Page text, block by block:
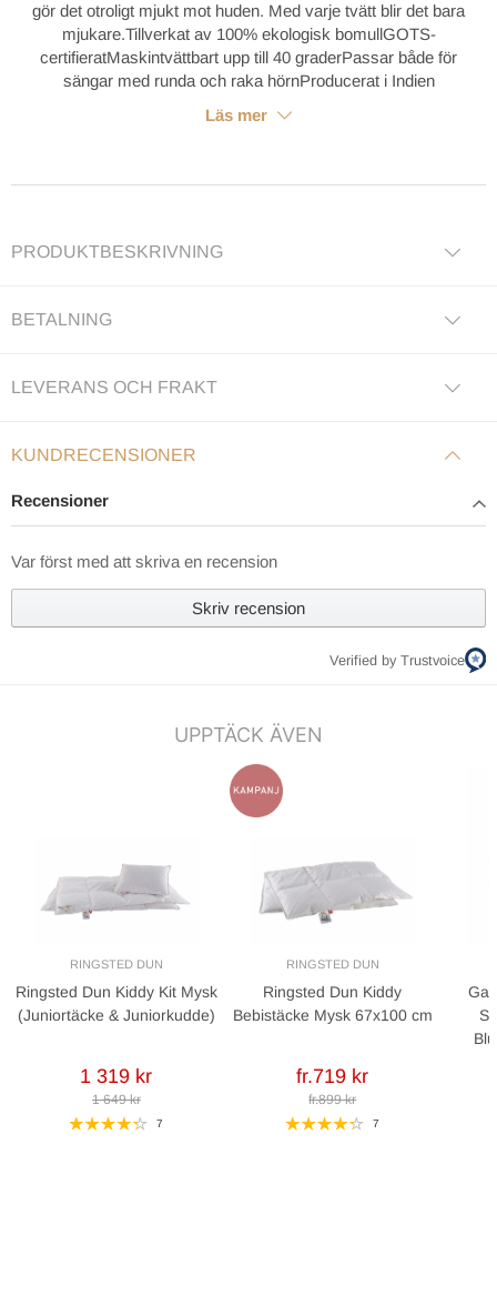
gör det otroligt mjukt mot huden. Med varje tvätt blir det bara
mjukare.Tillverkat av 100% ekologisk bomullGOTS-
certifieratMaskintvättbart upp till 40 graderPassar både för
sängar med runda och raka hörnProducerat i Indien
Läs mer
PRODUKTBESKRIVNING
BETALNING
LEVERANS OCH FRAKT
KUNDRECENSIONER
Recensioner
Var först med att skriva en recension
Skriv recension
Verified by Trustvoice
UPPTÄCK ÄVEN
RINGSTED DUN
Ringsted Dun Kiddy Kit Mysk
(Juniortäcke & Juniorkudde)
1 319 kr
1 649 kr
7
RINGSTED DUN
Ringsted Dun Kiddy
Bebistäcke Mysk 67x100 cm
fr.719 kr
fr.899 kr
7